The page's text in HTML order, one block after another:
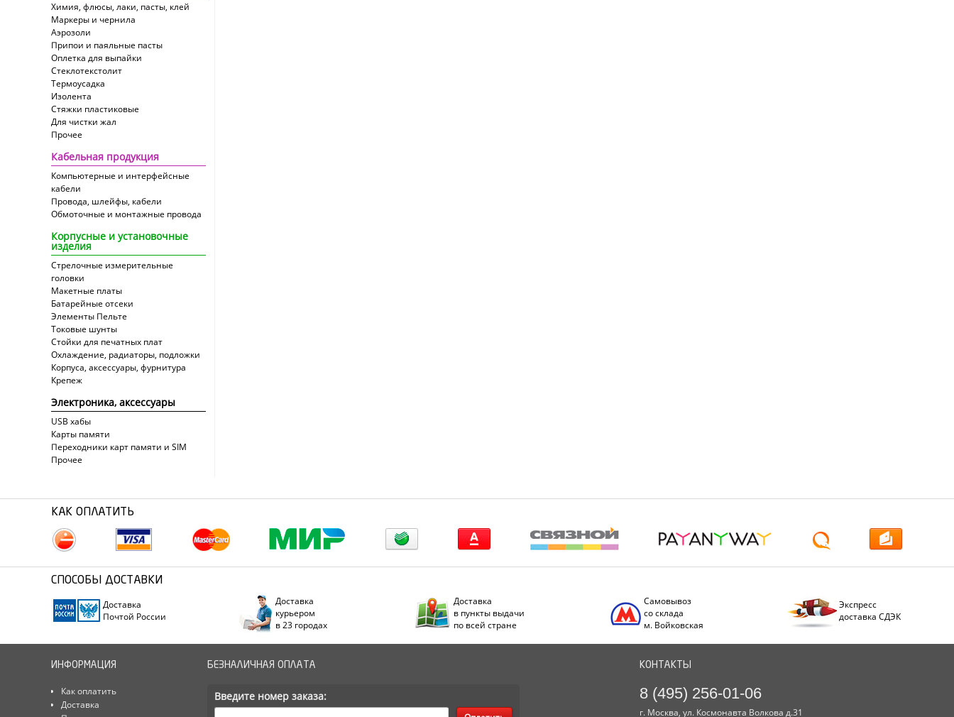
Химия, флюсы, лаки, пасты, клей
Маркеры и чернила
Аэрозоли
Припои и паяльные пасты
Оплетка для выпайки
Cтеклотекстолит
Термоусадка
Изолента
Стяжки пластиковые
Для чистки жал
Прочее
Кабельная продукция
Компьютерные и интерфейсные
кабели
Провода, шлейфы, кабели
Обмоточные и монтажные провода
Корпусные и установочные
изделия
Стрелочные измерительные
головки
Макетные платы
Батарейные отсеки
Элементы Пельте
Токовые шунты
Стойки для печатных плат
Охлаждение, радиаторы, подложки
Корпуса, аксессуары, фурнитура
Крепеж
Электроника, аксессуары
USB хабы
Карты памяти
Переходники карт памяти и SIM
Прочее
КАК ОПЛАТИТЬ
СПОСОБЫ ДОСТАВКИ
Доставка
Почтой России
Доставка
курьером
в 23 городах
Доставка
в пункты выдачи
по всей стране
Самовывоз
со склада
м. Войковская
Экспресс
доставка СДЭК
ИНФОРМАЦИЯ
Как оплатить
Доставка
БЕЗНАЛИЧНАЯ ОПЛАТА
Введите номер заказа:
КОНТАКТЫ
8 (495) 256-01-06
г. Москва, ул. Космонавта Волкова д.31